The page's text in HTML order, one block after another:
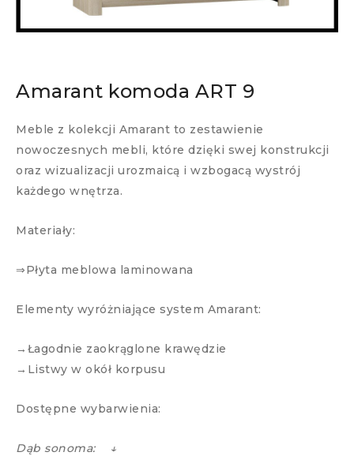
Amarant komoda ART 9
Meble z kolekcji Amarant to zestawienie
nowoczesnych mebli, które dzięki swej konstrukcji
oraz wizualizacji urozmaicą i wzbogacą wystrój
każdego wnętrza.
Materiały:
⇒Płyta meblowa laminowana
Elementy wyróżniające system Amarant:
→Łagodnie zaokrąglone krawędzie
→Listwy w okół korpusu
Dostępne wybarwienia:
Dąb sonoma: ↓